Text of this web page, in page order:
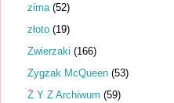
zima (52)
złoto (19)
Zwierzaki (166)
Zygzak McQueen (53)
Ż Y Z Archiwum (59)